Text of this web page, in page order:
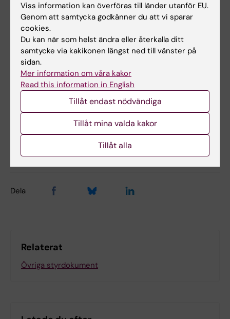
Riktlinjer för rekrytering av prefekter (PDF,
98.94 KB)
Hade du nytta av informationen på denna sida?
Yes
Innehållsgranskare:
Dela
Relaterat
Övriga styrdokument
Viss information kan överföras till länder utanför EU.
Genom att samtycka godkänner du att vi sparar
cookies.
Du kan när som helst ändra eller återkalla ditt
samtycke via kakikonen längst ned till vänster på
sidan.
Mer information om våra kakor
Read this information in English
Tillåt endast nödvändiga
Tillåt mina valda kakor
Tillåt alla